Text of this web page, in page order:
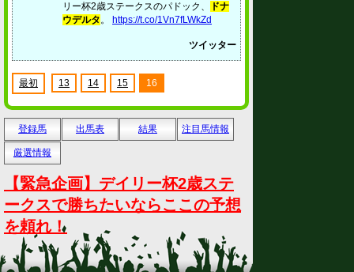
リー杯2歳ステークスのパドック、
ドナ
ウデルタ。 https://t.co/1Vn7fLWkZd
ツイッター
最初 13 14 15 16
登録馬 出馬表 結果 注目馬情報
厳選情報
【緊急企画】デイリー杯2歳ステ
ークスで勝ちたいならここの予想
を頼れ！